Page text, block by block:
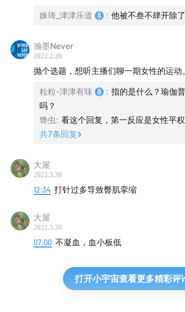
姝琦_津津乐道 : 他被不叁不肆开除了
瀚墨Never
2022.2.20
抛个选题，想听主播们聊一期女性的运动。
粒粒-津津有味 : 指的是什么？瑜伽
吗？
馋虫: 看这个回复，第一反应是女性平
共7条回复
大屋
2022.3.30
12:34 打针过多导致臀肌挛缩
大屋
2022.3.30
07:00 不凝血，血小板低
打开小宇宙查看更多精彩评